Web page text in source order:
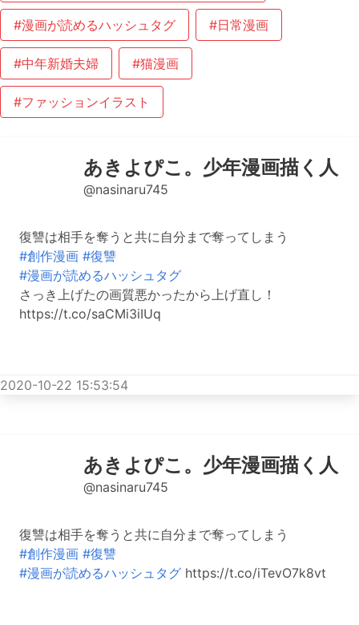
#漫画が読めるハッシュタグ #日常漫画
#中年新婚夫婦 #猫漫画
#ファッションイラスト
あきよぴこ。少年漫画描く人
@nasinaru745
復讐は相手を奪うと共に自分まで奪ってしまう
#創作漫画 #復讐
#漫画が読めるハッシュタグ
さっき上げたの画質悪かったから上げ直し！
https://t.co/saCMi3iIUq
2020-10-22 15:53:54
あきよぴこ。少年漫画描く人
@nasinaru745
復讐は相手を奪うと共に自分まで奪ってしまう
#創作漫画 #復讐
#漫画が読めるハッシュタグ https://t.co/iTevO7k8vt